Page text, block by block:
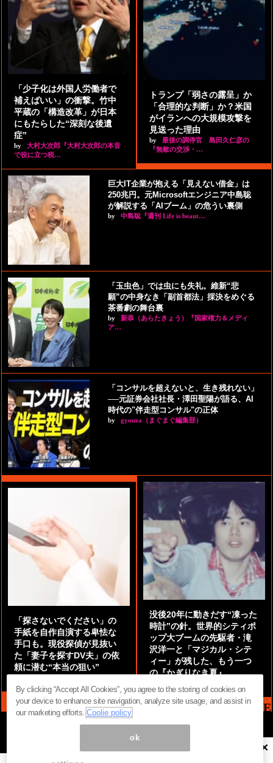
「少子化は外国人労働者で
補えばいい」の衝撃。竹中
平蔵の「構造改革」が日本
にもたらした“深刻な後遺
症”
by
大村大次郎『大村大次郎の本音
で役に立つ税…
トランプ「弱さの露呈」か
「合理的な判断」か？米国
がイランへの大規模攻撃を
見送った理由
by
最後の調停官 島田久仁彦の
『無敵の交渉・…
巨大IT企業が抱える「見えない借金」は
250兆円。元Microsoftエンジニア中島聡
が解説する「AIブーム」の危うい裏側
by 中島聡『週刊 Life is beaut…
「玉虫色」では虫にも失礼。維新“悲
願”の中身なき「副首都法」採決をめぐる
茶番劇の舞台裏
by
新恭（あらたきょう）『国家権力＆メディ
ア…
「コンサルを超えないと、生き残れない」
──元証券会社社長・澤田聖陽が語る、AI
時代の"伴走型コンサル"の正体
by gyouza（まぐまぐ編集部）
「探さないでください」の
手紙を自作自演する卑怯な
手口も。現役探偵が見抜い
た「妻子を探すDV夫」の依
頼に潜む“本当の狙い”
没後20年に動きだす“凍った
時計”の針。世界的シティポ
ップ大ブームの先駆者・滝
沢洋一と「マジカル・シテ
ィー」が残した、もう一つ
の『かぎりなき夏』
MAG2 NEWS HEADLINE
ページ内の商標は全て商標権者に属します。無断転載を禁じます。 ©
×
By clicking “Accept All Cookies”, you agree to the storing of cookies on
your device to enhance site navigation, analyze site usage, and assist in
our marketing efforts.Coolie policy
ok